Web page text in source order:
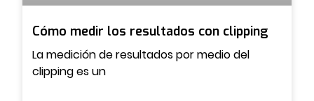
Cómo medir los resultados con clipping
La medición de resultados por medio del
clipping es un